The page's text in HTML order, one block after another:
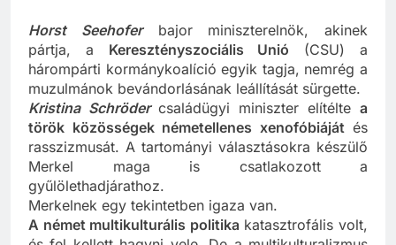
Horst Seehoferbajor miniszterelnök, akinek
pártja, a Keresztényszociális Unió (CSU) a
hárompárti kormánykoalíció egyik tagja, nemrég a
muzulmánok bevándorlásának leállítását sürgette.
Kristina Schröder családügyi miniszter elítélte a
török közösségek németellenes xenofóbiájátés
rasszizmusát. A tartományi választásokra készülő
Merkel maga is csatlakozott a
gyűlölethadjárathoz.
Merkelnek egy tekintetben igaza van.
A német multikulturális politika katasztrofális volt,